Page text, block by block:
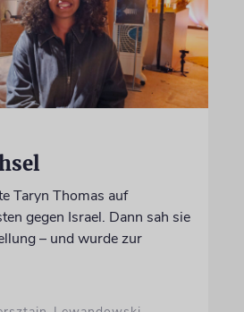
Taryn Thomas auf
gegen Israel. Dann sah sie
– und wurde zur